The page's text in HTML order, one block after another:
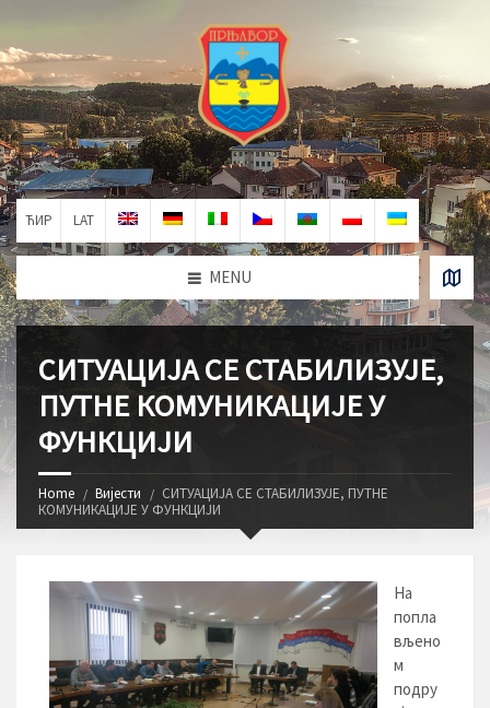
ЋИР LAT
MENU
СИТУАЦИЈА СЕ СТАБИЛИЗУЈЕ,
ПУТНЕ КОМУНИКАЦИЈЕ У
ФУНКЦИЈИ
Home Вијести
СИТУАЦИЈА СЕ СТАБИЛИЗУЈЕ, ПУТНЕ
КОМУНИКАЦИЈЕ У ФУНКЦИЈИ
На
попла
вљено
м
подру